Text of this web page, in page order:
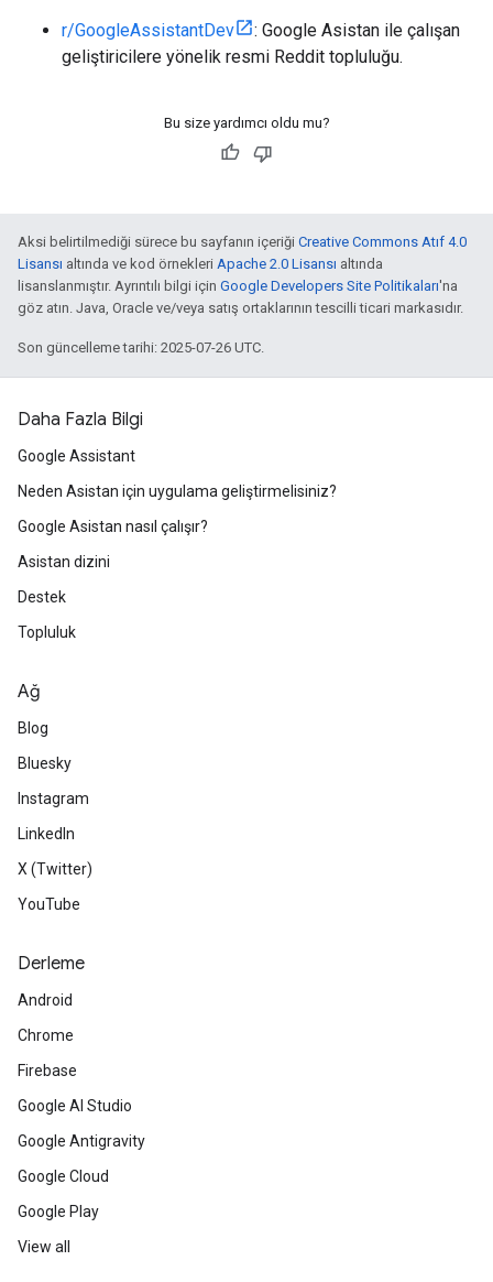
r/GoogleAssistantDev
: Google Asistan ile çalışan
geliştiricilere yönelik resmi Reddit topluluğu.
Bu size yardımcı oldu mu?
Aksi belirtilmediği sürece bu sayfanın içeriği Creative Commons Atıf 4.0
Lisansı altında ve kod örnekleri Apache 2.0 Lisansı altında
lisanslanmıştır. Ayrıntılı bilgi için Google Developers Site Politikaları'na
göz atın. Java, Oracle ve/veya satış ortaklarının tescilli ticari markasıdır.
Son güncelleme tarihi: 2025-07-26 UTC.
Daha Fazla Bilgi
Google Assistant
Neden Asistan için uygulama geliştirmelisiniz?
Google Asistan nasıl çalışır?
Asistan dizini
Destek
Topluluk
Ağ
Blog
Bluesky
Instagram
LinkedIn
X (Twitter)
YouTube
Derleme
Android
Chrome
Firebase
Google AI Studio
Google Antigravity
Google Cloud
Google Play
View all